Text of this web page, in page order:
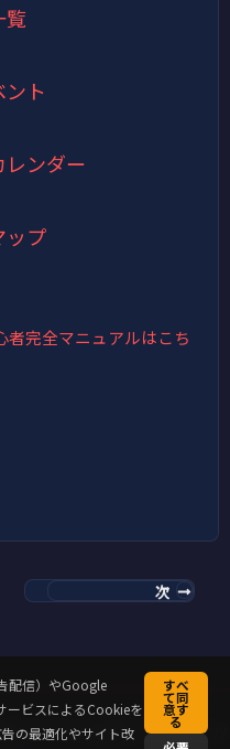
覧
ト
ンダー
ップ
完全マニュアルはこち
次
クラウド道場 | Powered by
配信）やGoogle
ービスによるCookieを
の最適化やサイト改
すべ
て同
意す
る